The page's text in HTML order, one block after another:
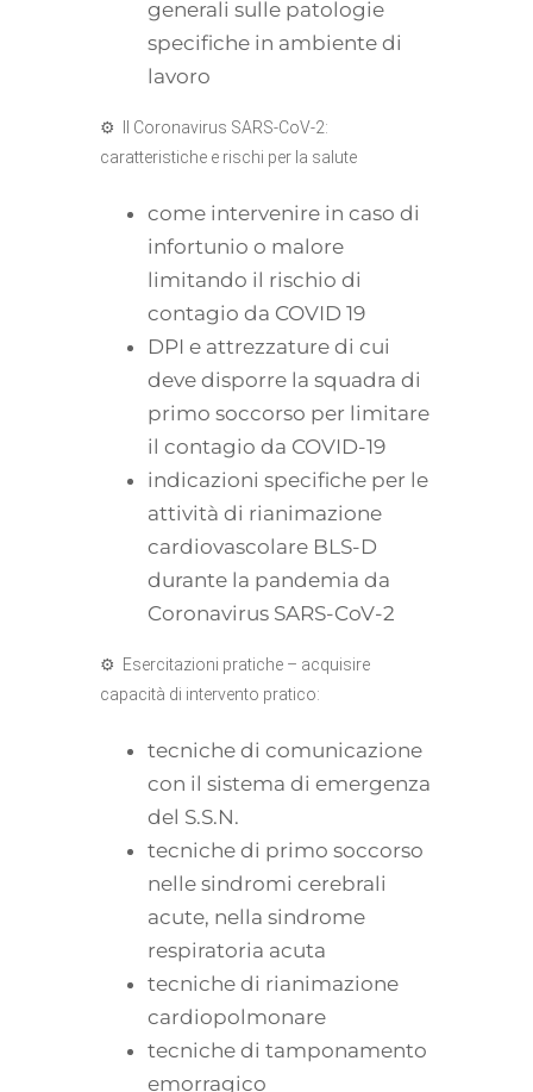
generali sulle patologie
specifiche in ambiente di
lavoro
⚙ Il Coronavirus SARS-CoV-2:
caratteristiche e rischi per la salute
come intervenire in caso di
infortunio o malore
limitando il rischio di
contagio da COVID 19
DPI e attrezzature di cui
deve disporre la squadra di
primo soccorso per limitare
il contagio da COVID-19
indicazioni specifiche per le
attività di rianimazione
cardiovascolare BLS-D
durante la pandemia da
Coronavirus SARS-CoV-2
⚙ Esercitazioni pratiche – acquisire
capacità di intervento pratico:
tecniche di comunicazione
con il sistema di emergenza
del S.S.N.
tecniche di primo soccorso
nelle sindromi cerebrali
acute, nella sindrome
respiratoria acuta
tecniche di rianimazione
cardiopolmonare
tecniche di tamponamento
emorragico